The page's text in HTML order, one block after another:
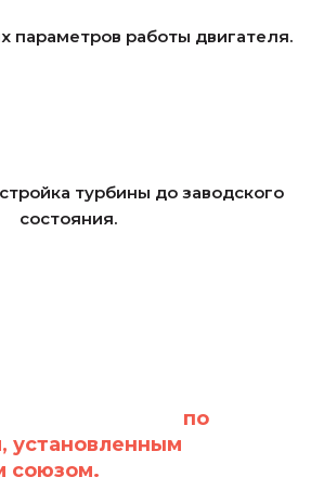
параметров работы двигателя.
турбины до заводского
состояния.
по
установленным
союзом.